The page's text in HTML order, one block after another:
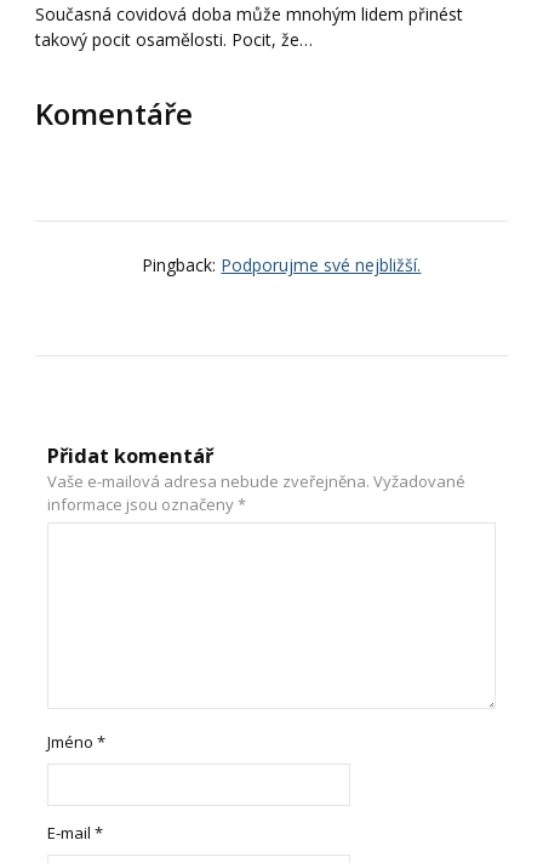
Současná covidová doba může mnohým lidem přinést
takový pocit osamělosti. Pocit, že…
Komentáře
Pingback: Podporujme své nejbližší.
Přidat komentář
Vaše e-mailová adresa nebude zveřejněna. Vyžadované
informace jsou označeny*
Jméno*
E-mail*